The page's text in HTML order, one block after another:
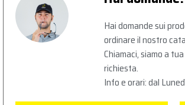
Hai domande sui
ordinare il nostro
Chiamaci, siamo a
richiesta.
Info e orari: dal